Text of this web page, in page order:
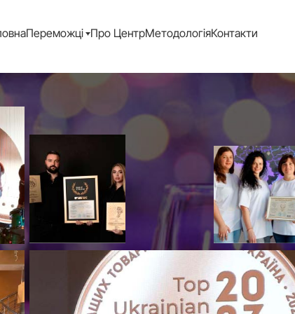
Переможці Про ЦентрМетодологіяКонтакти